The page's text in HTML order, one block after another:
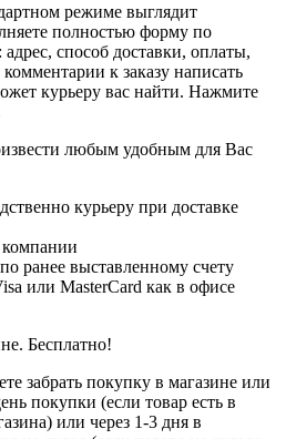
режиме выглядит
полностью форму по
способ доставки, оплаты,
к заказу написать
курьеру вас найти. Нажмите
любым удобным для Вас
курьеру при доставке
ранее выставленному счету
или MasterCard как в офисе
Бесплатно!
забрать покупку в магазине или
покупки (если товар есть в
или через 1-3 дня в